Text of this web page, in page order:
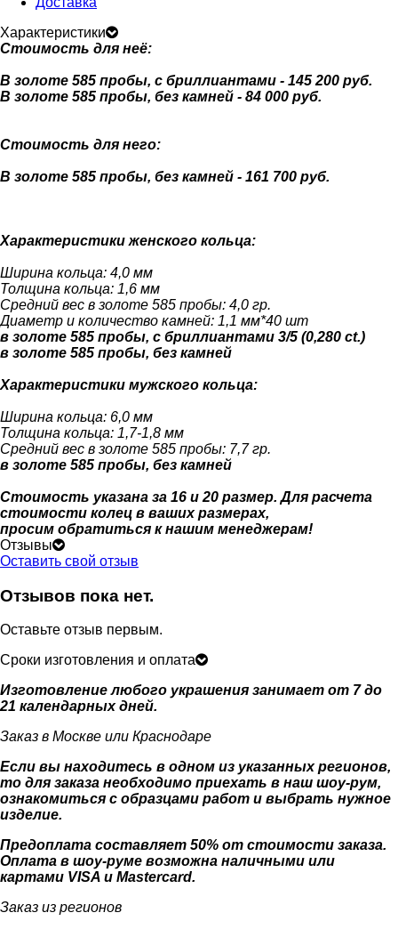
Характеристики
Стоимость для неё:
В золоте 585 пробы, с бриллиантами - 145 200 руб.
В золоте 585 пробы, без камней - 84 000 руб.
Стоимость для него:
В золоте 585 пробы, без камней - 161 700 руб.
Характеристики женского кольца:
Ширина кольца: 4,0 мм
Толщина кольца: 1,6 мм
Средний вес в золоте 585 пробы: 4,0 гр.
Диаметр и количество камней: 1,1 мм*40 шт
в золоте 585 пробы, с бриллиантами 3/5 (0,280 ct.)
в золоте 585 пробы, без камней
Характеристики мужского кольца:
Ширина кольца: 6,0 мм
Толщина кольца: 1,7-1,8 мм
Средний вес в золоте 585 пробы: 7,7 гр.
в золоте 585 пробы, без камней
Стоимость указана за 16 и 20 размер. Для расчета
стоимости колец в ваших размерах,
просим обратиться к нашим менеджерам!
Отзывы
Оставить свой отзыв
Отзывов пока нет.
Оставьте отзыв первым.
Сроки изготовления и оплата
Изготовление любого украшения занимает от 7 до
21 календарных дней.
Заказ в Москве или Краснодаре
Если вы находитесь в одном из указанных регионов,
то для заказа необходимо приехать в наш шоу-рум,
ознакомиться с образцами работ и выбрать нужное
изделие.
Предоплата составляет 50% от стоимости заказа.
Оплата в шоу-руме возможна наличными или
картами VISA и Mastercard.
Заказ из регионов